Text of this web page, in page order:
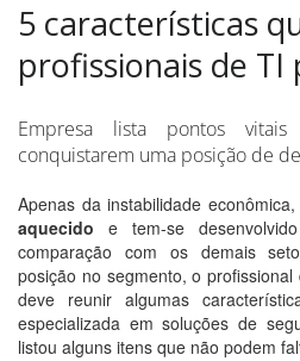
5 características
profissionais de
Empresa lista pontos
conquistarem uma posição de
Apenas da instabilidade econômica,
aquecido e tem-se
comparação com os demais
posição no segmento, o
deve reunir algumas
especializada em soluções de
listou alguns itens que não podem